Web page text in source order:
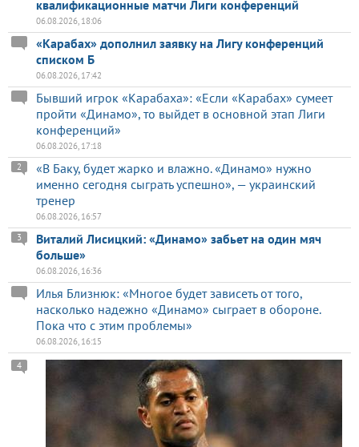
квалификационные матчи Лиги конференций
06.08.2026, 18:06
«Карабах» дополнил заявку на Лигу конференций
списком Б
06.08.2026, 17:42
Бывший игрок «Карабаха»: «Если «Карабах» сумеет
пройти «Динамо», то выйдет в основной этап Лиги
конференций»
06.08.2026, 17:18
«В Баку, будет жарко и влажно. «Динамо» нужно
именно сегодня сыграть успешно», — украинский
тренер
2
06.08.2026, 16:57
Виталий Лисицкий: «Динамо» забьет на один мяч
больше»
3
06.08.2026, 16:36
Илья Близнюк: «Многое будет зависеть от того,
насколько надежно «Динамо» сыграет в обороне.
Пока что с этим проблемы»
06.08.2026, 16:15
4